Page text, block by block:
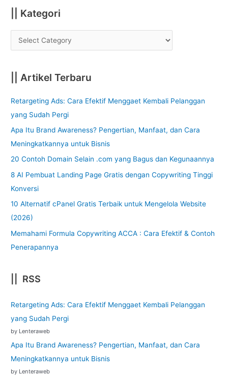
|| Kategori
|| Artikel Terbaru
Retargeting Ads: Cara Efektif Menggaet Kembali Pelanggan
yang Sudah Pergi
Apa Itu Brand Awareness? Pengertian, Manfaat, dan Cara
Meningkatkannya untuk Bisnis
20 Contoh Domain Selain .com yang Bagus dan Kegunaannya
8 AI Pembuat Landing Page Gratis dengan Copywriting Tinggi
Konversi
10 Alternatif cPanel Gratis Terbaik untuk Mengelola Website
(2026)
Memahami Formula Copywriting ACCA : Cara Efektif & Contoh
Penerapannya
|| RSS
Retargeting Ads: Cara Efektif Menggaet Kembali Pelanggan
yang Sudah Pergi
by Lenteraweb
Apa Itu Brand Awareness? Pengertian, Manfaat, dan Cara
Meningkatkannya untuk Bisnis
by Lenteraweb